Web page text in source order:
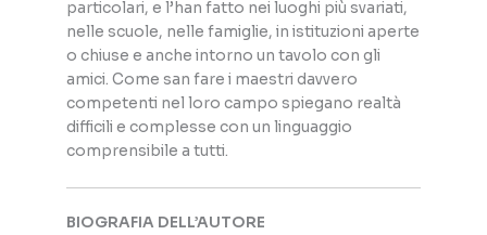
particolari, e l’han fatto nei luoghi più svariati,
nelle scuole, nelle famiglie, in istituzioni aperte
o chiuse e anche intorno un tavolo con gli
amici. Come san fare i maestri davvero
competenti nel loro campo spiegano realtà
difficili e complesse con un linguaggio
comprensibile a tutti.
BIOGRAFIA DELL’AUTORE